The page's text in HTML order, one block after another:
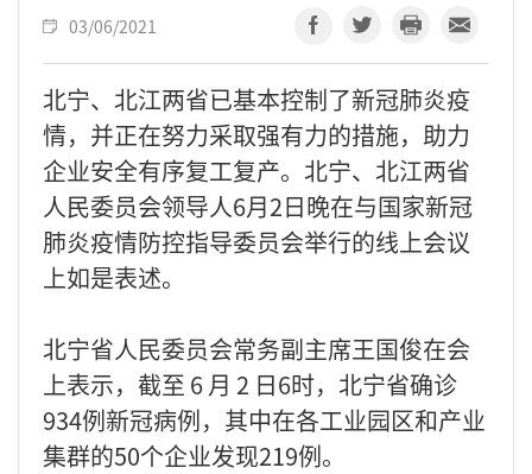
03/06/2021
北宁、北江两省已基本控制了新冠肺炎疫
情，并正在努力采取强有力的措施，助力
企业安全有序复工复产。北宁、北江两省
人民委员会领导人6月2日晚在与国家新冠
肺炎疫情防控指导委员会举行的线上会议
上如是表述。
北宁省人民委员会常务副主席王国俊在会
上表示，截至 6 月 2 日6时，北宁省确诊
934例新冠病例，其中在各工业园区和产业
集群的50个企业发现219例。